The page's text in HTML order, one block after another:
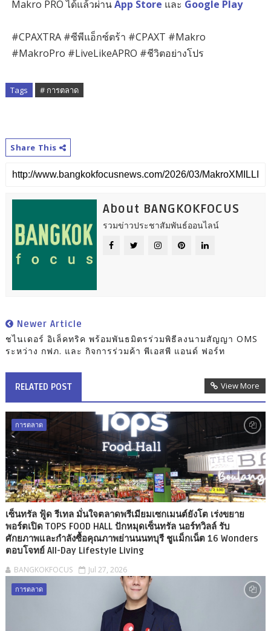
Makro PRO ได้แล้วผ่านApp Store และ Google Play
#CPAXTRA #ซีพีแอ็กซ์ตร้า #CPAXT #Makro
#MakroPro #LiveLikeAPRO #ชีวิตอย่างโปร
Tags # การตลาด
Share This
About BANGKOKFOCUS
รวมข่าวประชาสัมพันธ์ออนไลน์
Newer Article
ชไนเดอร์ อิเล็คทริค พร้อมพันธมิตรร่วมพิธีลงนามสัญญา OMS
ระหว่าง กฟภ. และ กิจการร่วมค้า พีเอสพี แอนด์ ฟอร์ท
RELATED POST View More
การตลาด
เซ็นทรัล ฟู้ด รีเทล มั่นใจตลาดพรีเมียมเซกเมนต์ยังโต เร่งขยาย
พอร์ตเปิด TOPS FOOD HALL ปักหมุดเซ็นทรัล นอร์ทวิลล์ รับ
ศักยภาพและกำลังซื้อคุณภาพย่านนนทบุรี ชูแม็กเน็ต 16 Wonders
ตอบโจทย์ All-Day Lifestyle Living
BANGKOKFOCUS Jul 27, 2026
การตลาด